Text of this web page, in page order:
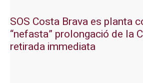
SOS Costa Brava es planta
“nefasta” prolongació de la
retirada immediata